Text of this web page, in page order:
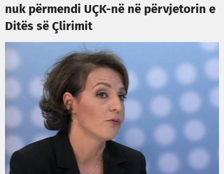
nuk përmendi UÇK-në në përvjetorin e
Ditës së Çlirimit